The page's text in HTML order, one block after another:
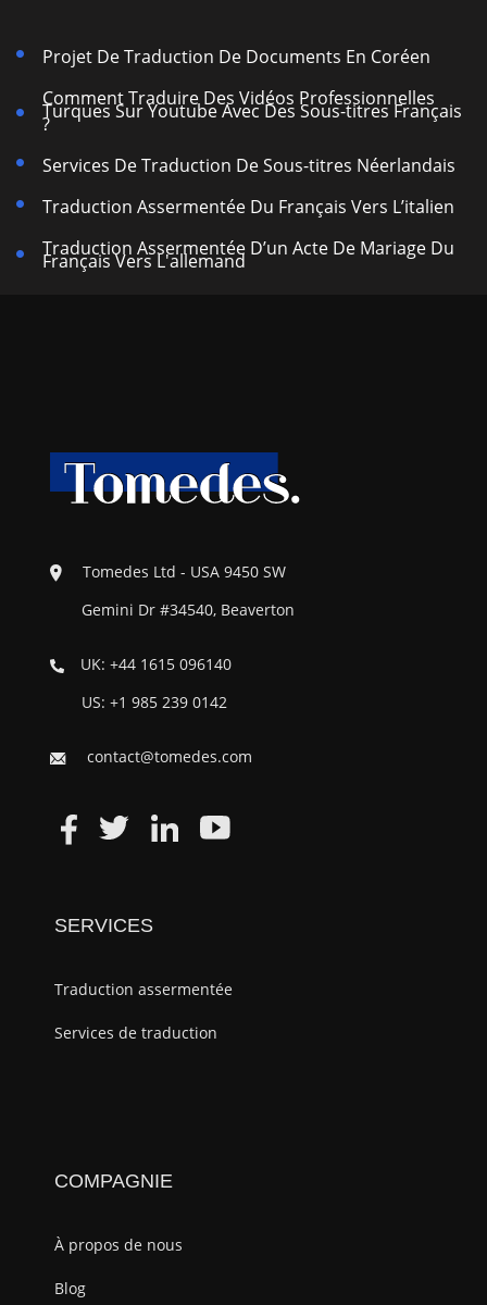
Projet De Traduction De Documents En Coréen
Comment Traduire Des Vidéos Professionnelles
Turques Sur Youtube Avec Des Sous-titres Français
?
Services De Traduction De Sous-titres Néerlandais
Traduction Assermentée Du Français Vers L’italien
Traduction Assermentée D’un Acte De Mariage Du
Français Vers L'allemand
Tomedes Ltd - USA 9450 SW
Gemini Dr #34540, Beaverton
UK: +44 1615 096140
US: +1 985 239 0142
contact@tomedes.com
SERVICES
Traduction assermentée
Services de traduction
COMPAGNIE
À propos de nous
Blog